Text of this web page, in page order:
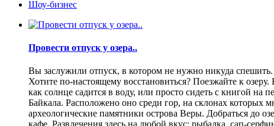
Шоу-бизнес
Провести отпуск у озера..
Вы заслужили отпуск, в котором не нужно никуда спешить.
Хотите по-настоящему восстановиться? Поезжайте к
как солнце садится в воду, или просто сидеть с книгой
Байкала. Расположено оно среди гор, на склонах которых
археологические памятники острова Веры. Добраться до